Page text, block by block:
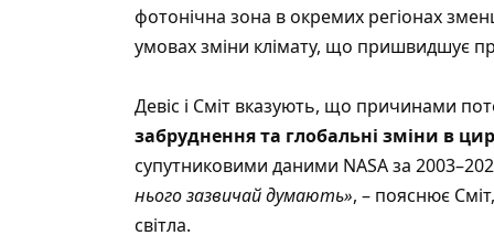
фотонічна зона в окремих регіонах
умовах зміни клімату, що пришвидшує
Девіс і Сміт вказують, що причинами
забруднення та глобальні зміни в
супутниковими даними NASA за
нього зазвичай думають», – пояснює
світла.